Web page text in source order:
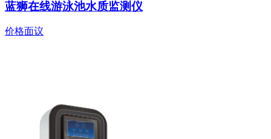
蓝狮在线游泳池水质监测仪
价格面议